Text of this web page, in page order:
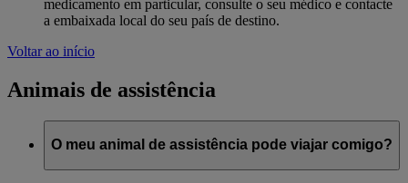
medicamento em particular, consulte o seu médico e contacte
a embaixada local do seu país de destino.
Voltar ao início
Animais de assistência
O meu animal de assistência pode viajar comigo?